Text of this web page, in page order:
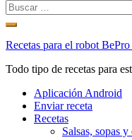
Buscar:
Ir
contenido
Recetas para el robot
Todo tipo de recetas para
Aplicación Android
Enviar receta
Recetas
Salsas, sopas y